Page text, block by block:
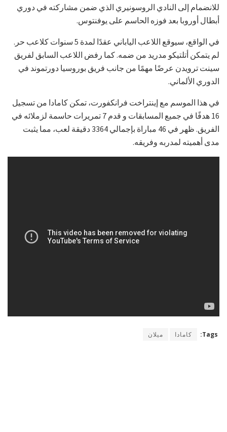
للانضمام إلى النادي الروسونيري الذي ضمن مشاركته في دوري
أبطال أوروبا بعد فوزه الحاسم على يوفنتوس.
في الواقع، سيوقع اللاعب الياباني عقدًا لمدة 5 سنوات كلاعب حر.
لم يتمكن أتلتيكو مدريد من ضمه. كما رفض اللاعب السابق لفريق
سينت ترويدن عرضًا مهمًا من جانب فريق بوروسيا دورتموند في
الدوري الألماني.
في هذا الموسم مع إينتراخت فرانكفورت، تمكن كامادا من تسجيل
16 هدفًا في جميع المسابقات و قدم 7 تمريرات حاسمة لزملائه في
الفريق. ظهر في 46 مباراة بإجمالي 3364 دقيقة لعب، مما يثبت
مدى أهميته لمدربه وفريقه.
Tags: كامادا ميلان